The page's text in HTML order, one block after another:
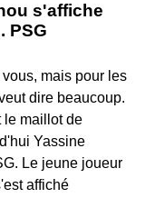
s'affiche
PSG
mais pour les
dire beaucoup.
le maillot de
Yassine
Le jeune joueur
affiché